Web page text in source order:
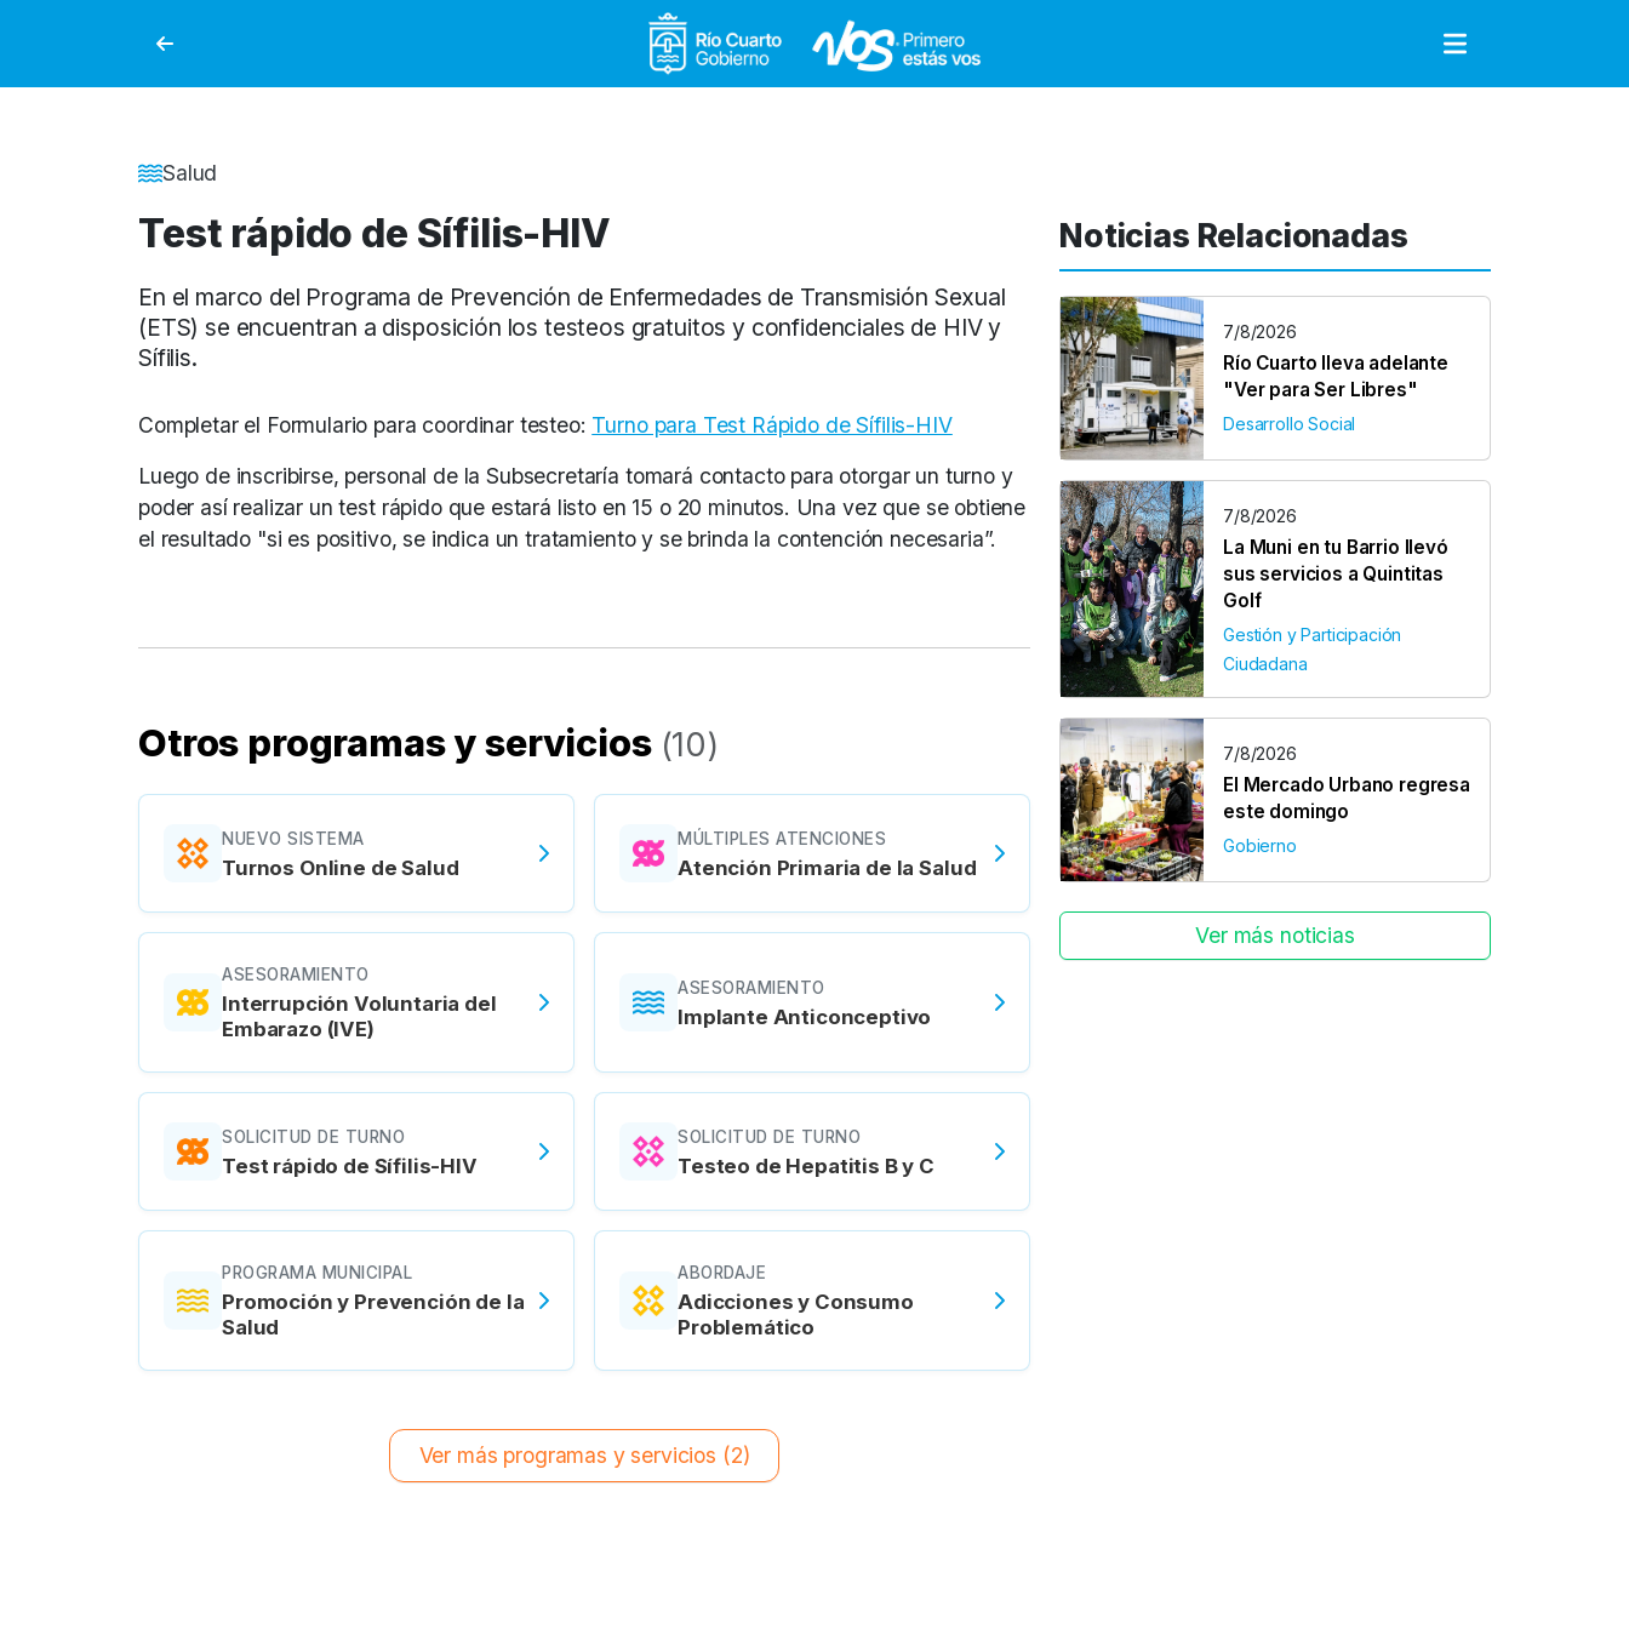
Gobierno de Río Cuarto
Detalle de la Noticia
Salud
Test rápido de Sífilis-HIV
En el marco del Programa de Prevención de Enfermedades de Transmisión Sexual
(ETS) se encuentran a disposición los testeos gratuitos y confidenciales de HIV y
Sífilis.
Completar el Formulario para coordinar testeo: Turno para Test Rápido de Sífilis-HIV
Luego de inscribirse, personal de la Subsecretaría tomará contacto para otorgar un turno y
poder así realizar un test rápido que estará listo en 15 o 20 minutos. Una vez que se obtiene
el resultado "si es positivo, se indica un tratamiento y se brinda la contención necesaria”.
Otros programas y servicios (10)
NUEVO SISTEMA
Turnos Online de Salud
MÚLTIPLES ATENCIONES
Atención Primaria de la Salud
ASESORAMIENTO
Interrupción Voluntaria del
Embarazo (IVE)
ASESORAMIENTO
Implante Anticonceptivo
SOLICITUD DE TURNO
Test rápido de Sífilis-HIV
SOLICITUD DE TURNO
Testeo de Hepatitis B y C
PROGRAMA MUNICIPAL
Promoción y Prevención de la
Salud
ABORDAJE
Adicciones y Consumo
Problemático
Ver más programas y servicios (2)
Noticias Relacionadas
7/8/2026
Río Cuarto lleva adelante
"Ver para Ser Libres"
Desarrollo Social
7/8/2026
La Muni en tu Barrio llevó
sus servicios a Quintitas
Golf
Gestión y Participación
Ciudadana
7/8/2026
El Mercado Urbano regresa
este domingo
Gobierno
Ver más noticias